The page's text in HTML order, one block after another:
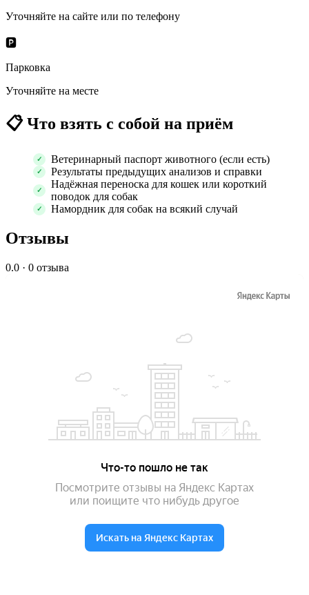
Уточняйте на сайте или по телефону
🅿️
Парковка
Уточняйте на месте
📋Что взять с собой на приём
Ветеринарный паспорт животного (если есть)
Результаты предыдущих анализов и справки
Надёжная переноска для кошек или короткий
поводок для собак
Намордник для собак на всякий случай
Отзывы
0.0 · 0 отзыва